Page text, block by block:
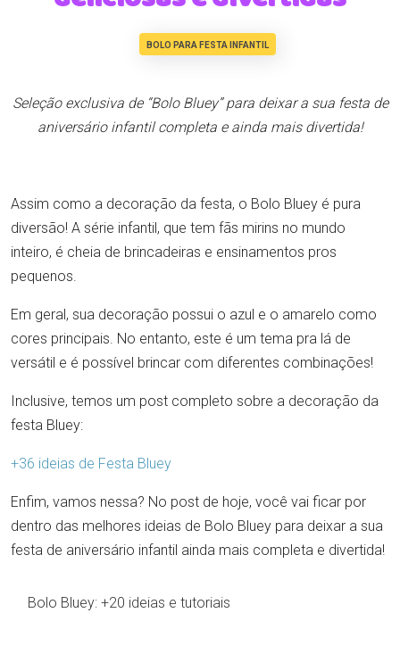
BOLO PARA FESTA INFANTIL
Seleção exclusiva de “Bolo Bluey” para deixar a sua festa de
aniversário infantil completa e ainda mais divertida!
Assim como a decoração da festa, o Bolo Bluey é pura
diversão! A série infantil, que tem fãs mirins no mundo
inteiro, é cheia de brincadeiras e ensinamentos pros
pequenos.
Em geral, sua decoração possui o azul e o amarelo como
cores principais. No entanto, este é um tema pra lá de
versátil e é possível brincar com diferentes combinações!
Inclusive, temos um post completo sobre a decoração da
festa Bluey:
+36 ideias de Festa Bluey
Enfim, vamos nessa? No post de hoje, você vai ficar por
dentro das melhores ideias de Bolo Bluey para deixar a sua
festa de aniversário infantil ainda mais completa e divertida!
Bolo Bluey: +20 ideias e tutoriais